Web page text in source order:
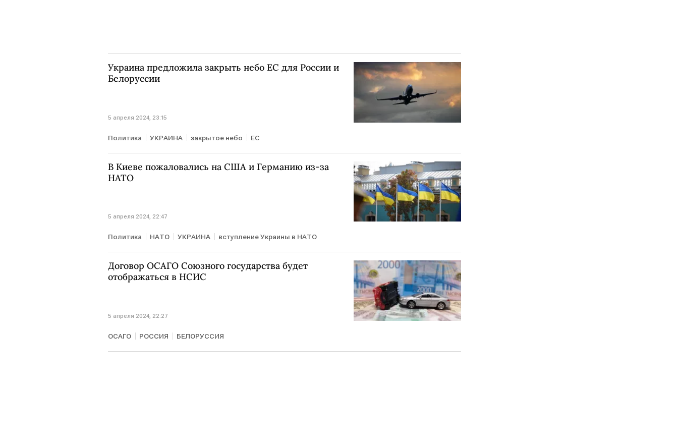
Украина предложила закрыть небо ЕС для России и
Белоруссии
5 апреля 2024, 23:15
Политика УКРАИНА закрытое небо ЕС
В Киеве пожаловались на США и Германию из-за
НАТО
5 апреля 2024, 22:47
Политика НАТО УКРАИНА вступление Украины в НАТО
Договор ОСАГО Союзного государства будет
отображаться в НСИС
5 апреля 2024, 22:27
ОСАГО РОССИЯ БЕЛОРУССИЯ